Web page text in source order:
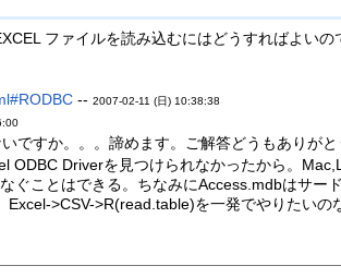
ファイルを読み込むにはどうすればよい
-- 2007-02-11 (日) 10:38:38
ですか。。。諦めます。ご解答どうもありが
ODBC Driverを見つけられなかったから。
ぐことはできる。ちなみにAccess.mdbはサ
>CSV->R(read.table)を一発でやりたい